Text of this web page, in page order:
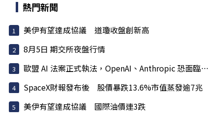
熱門新聞
美伊有望達成協議 道瓊收盤創新高
8月5日 期交所夜盤行情
歐盟 AI 法案正式執法，OpenAI、Anthropic 恐面臨天價罰款
SpaceX財報發布後 股價暴跌13.6%市值蒸發逾7兆
美伊有望達成協議 國際油價連3跌